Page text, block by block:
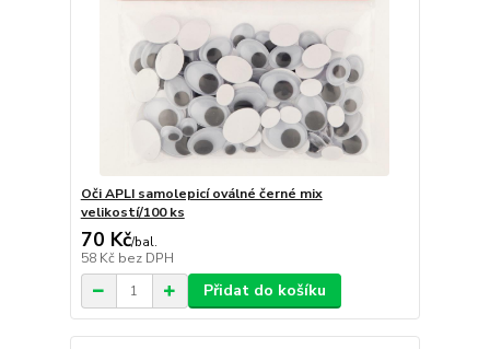
Oči APLI samolepicí oválné černé mix
velikostí/100 ks
70 Kč/bal.
58 Kč bez DPH
Přidat do košíku